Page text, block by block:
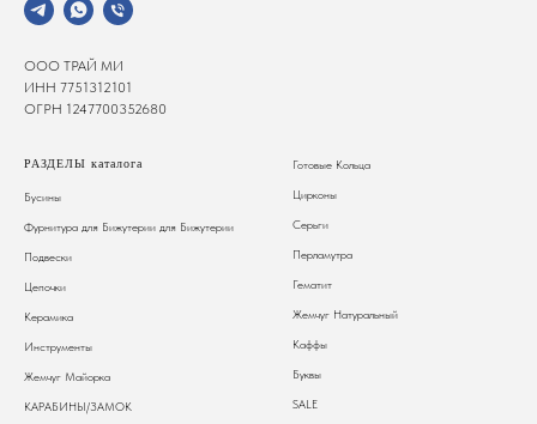
ООО ТРАЙ МИ
ИНН 7751312101
ОГРН 1247700352680
РАЗДЕЛЫ каталога
Бусины
Фурнитура для Бижутерии для Бижутерии
Подвески
Цепочки
Керамика
Инструменты
Жемчуг Майорка
КАРАБИНЫ/ЗАМОК
Готовые Кольца
Цирконы
Серьги
Перламутра
Гематит
Жемчуг Натуральный
Каффы
Буквы
SALE